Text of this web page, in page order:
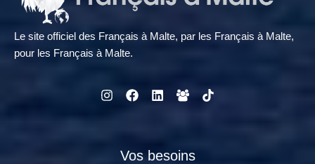
Le site officiel des Français à Malte, par les Français à Malte,
pour les Français à Malte.
Vos besoins